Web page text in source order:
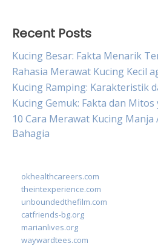
Recent Posts
Kucing Besar: Fakta Menarik
Rahasia Merawat Kucing Kecil
Kucing Ramping: Karakteristik
Kucing Gemuk: Fakta dan
10 Cara Merawat Kucing
Bahagia
okhealthcareers.com
theintexperience.com
unboundedthefilm.com
catfriends-bg.org
marianlives.org
waywardtees.com